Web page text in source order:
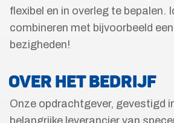
flexibel en in overleg te bepalen.
combineren met bijvoorbeeld
bezigheden!
OVER HET BEDRIJF
Onze opdrachtgever, gevestigd
belangrijke leverancier van